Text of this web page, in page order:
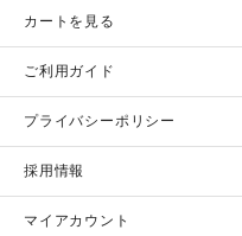
カートを見る
ご利用ガイド
プライバシーポリシー
採用情報
マイアカウント